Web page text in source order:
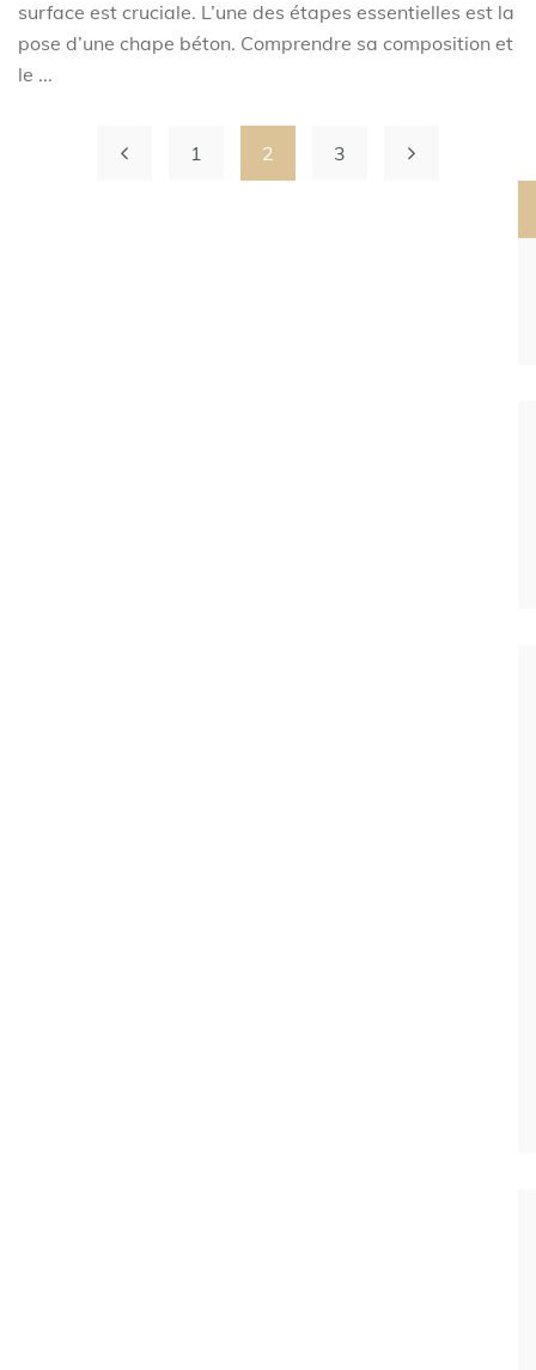
surface est cruciale. L’une des étapes essentielles est la
pose d’une chape béton. Comprendre sa composition et
le ...
1 2 3